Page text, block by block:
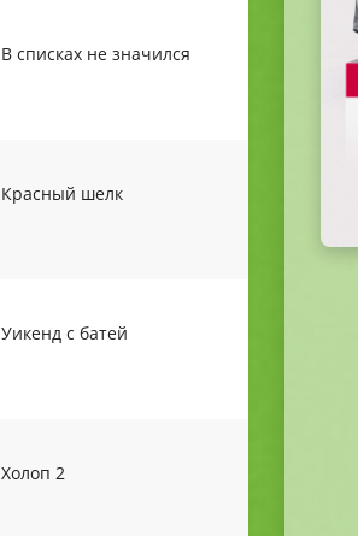
В списках не значился
Красный шелк
Уикенд с батей
Холоп 2